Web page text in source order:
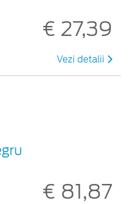
€ 27,39
Vezi detalii
€ 81,87